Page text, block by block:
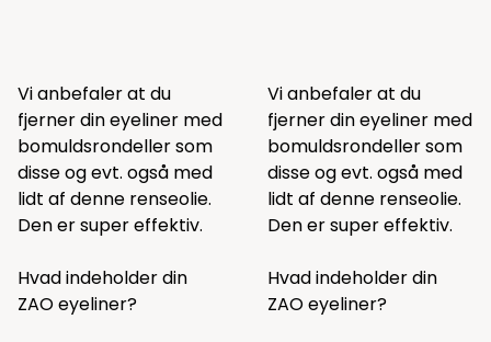
Vi anbefaler at du
fjerner din eyeliner med
bomuldsrondeller som
disseog evt. også med
lidt af denne renseolie.
Den er super effektiv.
Hvad indeholder din
ZAO eyeliner?
Vi anbefaler at du
fjerner din eyeliner med
bomuldsrondeller som
disseog evt. også med
lidt af denne renseolie.
Den er super effektiv.
Hvad indeholder din
ZAO eyeliner?